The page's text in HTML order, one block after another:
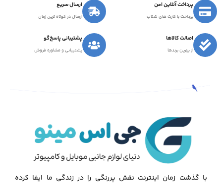
پرداخت آنلاین امن
پرداخت با کارت های شتاب
ارسال سریع
ارسال در کوتاه ترین زمان
اصالت کالاها
از برترین برندها
پشتیبانی پاسخ‌گو
پشتیبانی و مشاوره فروش
با گذشت زمان اینترنت نقش پررنگی را در زندگی ما ایفا کرده